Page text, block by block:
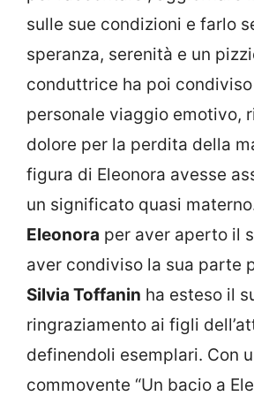
sulle sue condizioni e farlo
speranza, serenità e un
conduttrice ha poi
personale viaggio emotivo,
dolore per la perdita della
figura di Eleonora avesse
un significato quasi
Eleonora per aver aperto il
aver condiviso la sua parte
Silvia Toffanin ha esteso il
ringraziamento ai figli
definendoli esemplari. Con
commovente “Un bacio a